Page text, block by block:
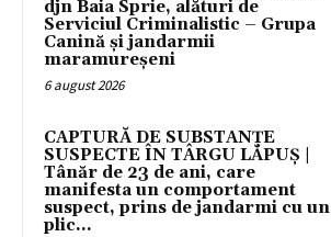
djn Baia Sprie, alături de
Serviciul Criminalistic – Grupa
Canină și jandarmii
maramureșeni
6 august 2026
CAPTURĂ DE SUBSTANȚE
SUSPECTE ÎN TÂRGU LĂPUȘ |
Tânăr de 23 de ani, care
manifesta un comportament
suspect, prins de jandarmi cu un
plic...